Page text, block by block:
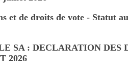
et de droits de vote - Statut
SA : DECLARATION DES
2026